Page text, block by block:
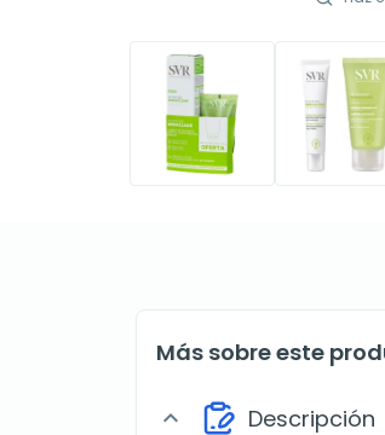
Más sobre este
expand_more Descripción